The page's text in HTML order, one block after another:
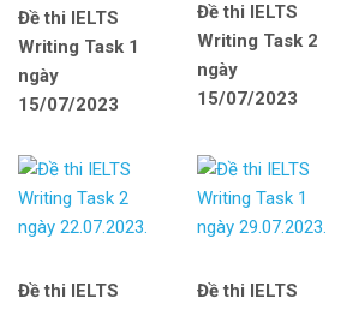
Đề thi IELTS
Writing Task 1
ngày
15/07/2023
Đề thi IELTS
Writing Task 2
ngày
15/07/2023
Đề thi IELTS
Đề thi IELTS